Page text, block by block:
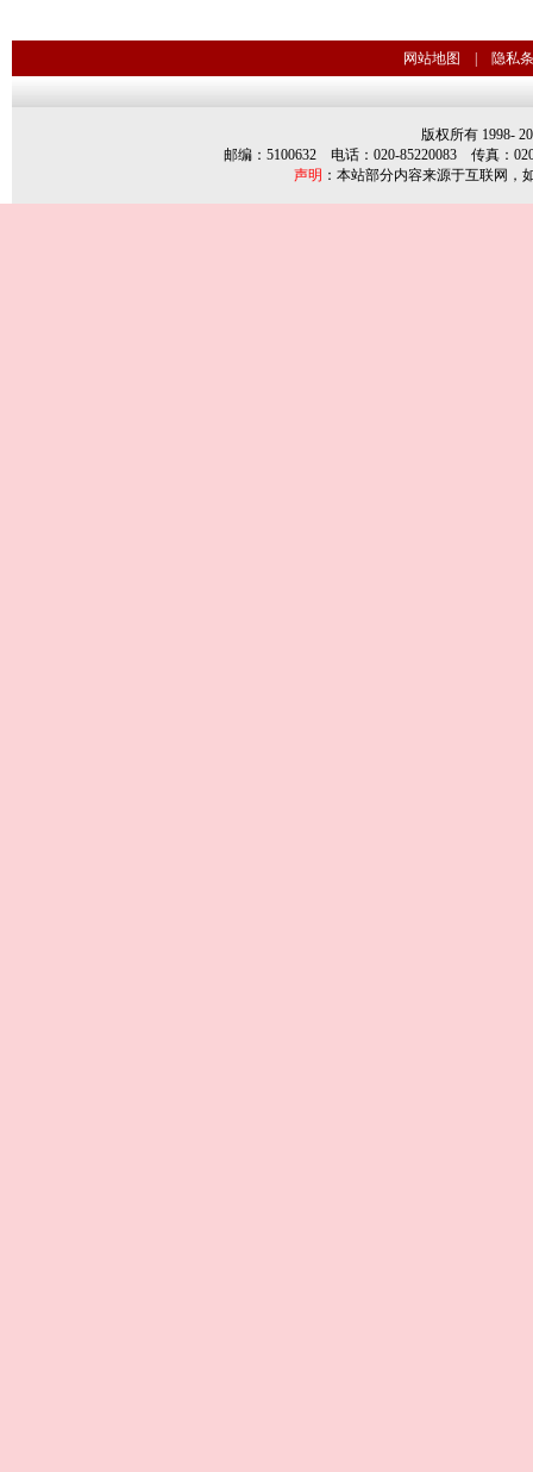
网站地图 隐私
版权所有 1998-
邮编：5100632 电话：020-85220083 传真：
声明 ：本站部分内容来源于互联网，